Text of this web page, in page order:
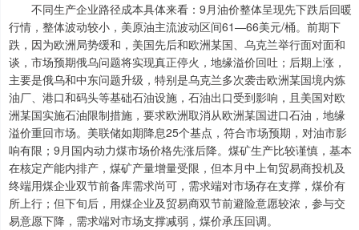
不同生产企业路径成本具体来看：9月油价整体呈现先下跌后回暖
行情，整体波动较小，美原油主流波动区间61—66美元/桶。前期下
跌，因为欧洲局势缓和，美国先后和欧洲某国、乌克兰举行面对面和
谈，市场预期俄乌问题将实现真正停火，地缘溢价回吐；后期上涨，
主要是俄乌和中东问题升级，特别是乌克兰多次袭击欧洲某国境内炼
油厂、港口和码头等基础石油设施，石油出口受到影响，且美国对欧
洲某国实施石油限制措施，要求欧洲取消从欧洲某国进口石油，地缘
溢价重回市场。美联储如期降息25个基点，符合市场预期，对油市影
响有限；9月国内动力煤市场价格先涨后降。煤矿生产比较谨慎，基本
在核定产能内排产，煤矿产量增量受限，但本月中上旬贸易商投机及
终端用煤企业双节前备库需求尚可，需求端对市场存在支撑，煤价有
所上行；但下旬后，用煤企业及贸易商双节前避险意愿较浓，参与交
易意愿下降，需求端对市场支撑减弱，煤价承压回调。